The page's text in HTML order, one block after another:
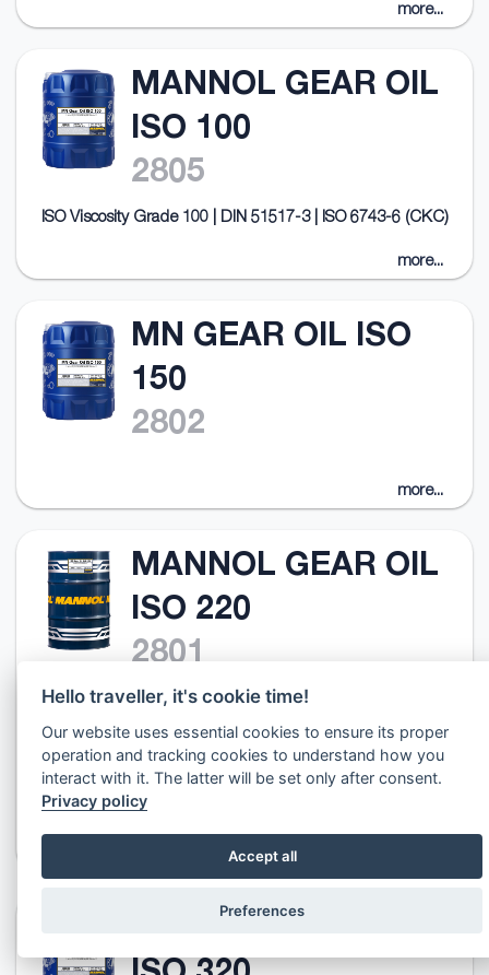
Hello traveller, it's cookie time!
Our website uses essential cookies to ensure its proper
operation and tracking cookies to understand how you
interact with it. The latter will be set only after consent.
Privacy policy
Accept all
Preferences
more...
MANNOL GEAR OIL
ISO 100
2805
ISO Viscosity Grade 100 | DIN 51517-3 | ISO 6743-6 (CKC)
more...
MN GEAR OIL ISO
150
2802
more...
MANNOL GEAR OIL
ISO 220
2801
ISO Viscosity Grade 220 | DIN 51517-3 | ISO 6743-6 (CKC)
Przemysłowy mineralny olej do przekładni redukcyjnych do
stosowania w przekładniach zębatych nowoczesnych
urządzeń importowanych i domowych wymagających
stosowania wysokiej jakości olejów o podwyższonych
(Extreme Pressure). Właściw...